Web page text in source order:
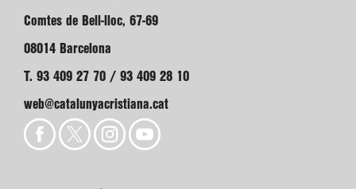
Comtes de Bell-lloc, 67-69
08014 Barcelona
T. 93 409 27 70 / 93 409 28 10
web@catalunyacristiana.cat